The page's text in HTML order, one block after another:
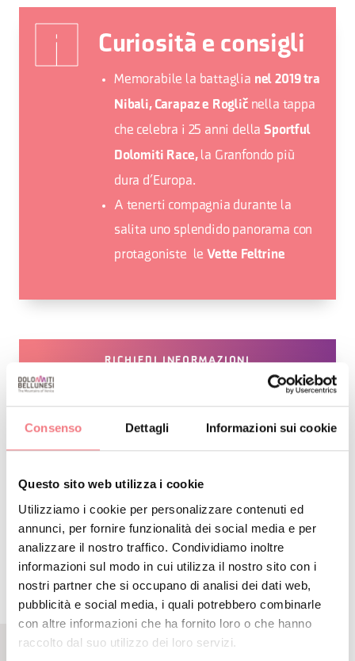
Consenso Dettagli Informazioni sui cookie
Questo sito web utilizza i cookie
Utilizziamo i cookie per personalizzare contenuti ed
annunci, per fornire funzionalità dei social media e per
analizzare il nostro traffico. Condividiamo inoltre
informazioni sul modo in cui utilizza il nostro sito con i
nostri partner che si occupano di analisi dei dati web,
pubblicità e social media, i quali potrebbero combinarle
con altre informazioni che ha fornito loro o che hanno
raccolto dal suo utilizzo dei loro servizi.
Curiosità e consigli
Memorabile la battaglia nel 2019 tra
Nibali, Carapaz e Roglič nella tappa
che celebra i 25 anni dellaSportful
Dolomiti Race,la Granfondo più
dura d’Europa.
A tenerti compagnia durante la
salita uno splendido panorama con
protagoniste leVette Feltrine
RICHIEDI INFORMAZIONI
DETTAGLIO
ITINERARIO